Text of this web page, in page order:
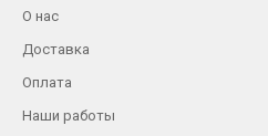
О нас
Доставка
Оплата
Наши работы